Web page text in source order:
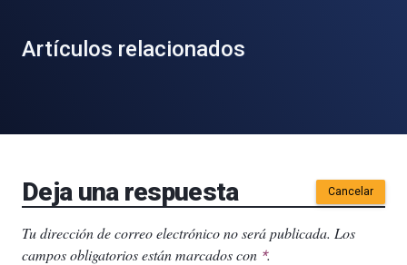
Artículos relacionados
Deja una respuesta Cancelar
Tu dirección de correo electrónico no será publicada. Los
campos obligatorios están marcados con *.